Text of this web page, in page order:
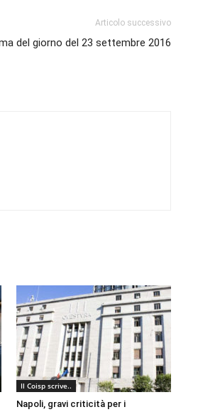
Articolo successivo
del giorno del 23 settembre 2016
Il Coisp scrive..
Napoli, gravi criticità per i